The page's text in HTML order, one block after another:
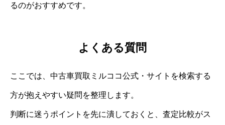
るのがおすすめです。
よくある質問
ここでは、中古車買取ミルココ公式・サイトを検索する
方が抱えやすい疑問を整理します。
判断に迷うポイントを先に潰しておくと、査定比較がス